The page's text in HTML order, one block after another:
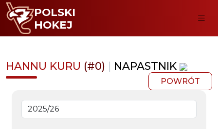
POLSKI
HOKEJ
HANNU KURU (#0) | NAPASTNIK
POWRÓT